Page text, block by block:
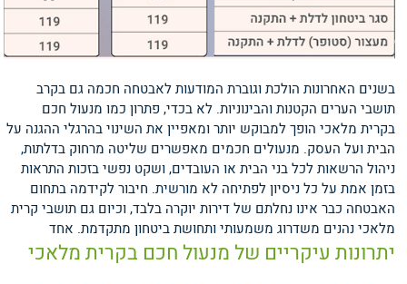
בשנים האחרונות הולכת וגוברת המודעות לאבטחה חכמה גם בקרב
תושבי הערים הקטנות והבינוניות. לא בכדי, פתרון כמו מנעול חכם
בקרית מלאכי הופך למבוקש יותר ומאפיין את השינוי בהרגלי ההגנה על
הבית ועל העסק. מנעולים חכמים מאפשרים שליטה מרחוק בדלתות,
ניהול הרשאות לכל בני הבית או העובדים, ושקט נפשי בזכות התראות
בזמן אמת על כל ניסיון לפתיחה לא מורשית. חיבור לקידמה בתחום
האבטחה כבר אינו נחלתם של דירות יוקרה בלבד, וכיום גם תושבי קרית
מלאכי נהנים משדרוג משמעותי ותחושת ביטחון מתקדמת.
יתרונות עיקריים של מנעול חכם בקרית מלאכי
אחד